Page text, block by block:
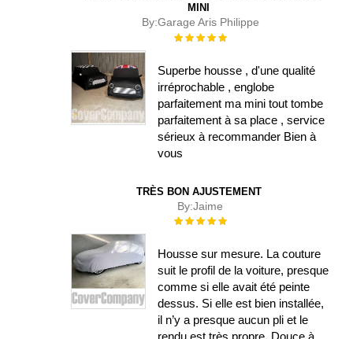
MINI
By:Garage Aris Philippe
Évaluation :
Superbe housse , d'une qualité
irréprochable , englobe
parfaitement ma mini tout tombe
parfaitement à sa place , service
sérieux à recommander Bien à
vous
TRÈS BON AJUSTEMENT
By:Jaime
Évaluation :
Housse sur mesure. La couture
suit le profil de la voiture, presque
comme si elle avait été peinte
dessus. Si elle est bien installée,
il n’y a presque aucun pli et le